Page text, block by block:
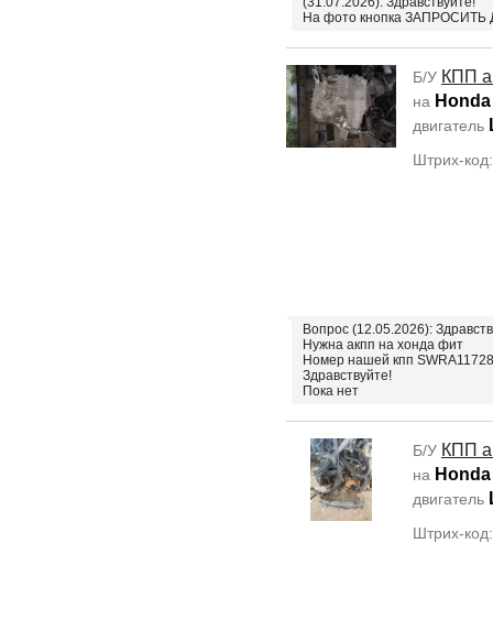
На фото кнопка
Б/У КПП
на
двигатель
Штрих-
Вопрос (12.05.2026):
Нужна акпп на хонда фит
Номер нашей кпп
Здравствуйте!
Пока нет
Б/У КПП
на
двигатель
Штрих-